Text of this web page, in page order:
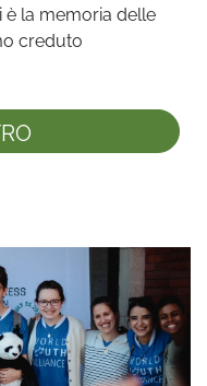
è la memoria delle
creduto